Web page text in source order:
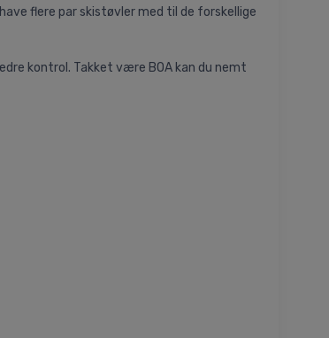
flere par skistøvler med til de forskellige
kontrol. Takket være BOA kan du nemt